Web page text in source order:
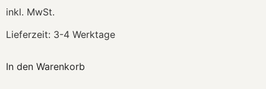
inkl. MwSt.
Lieferzeit: 3-4 Werktage
In den Warenkorb